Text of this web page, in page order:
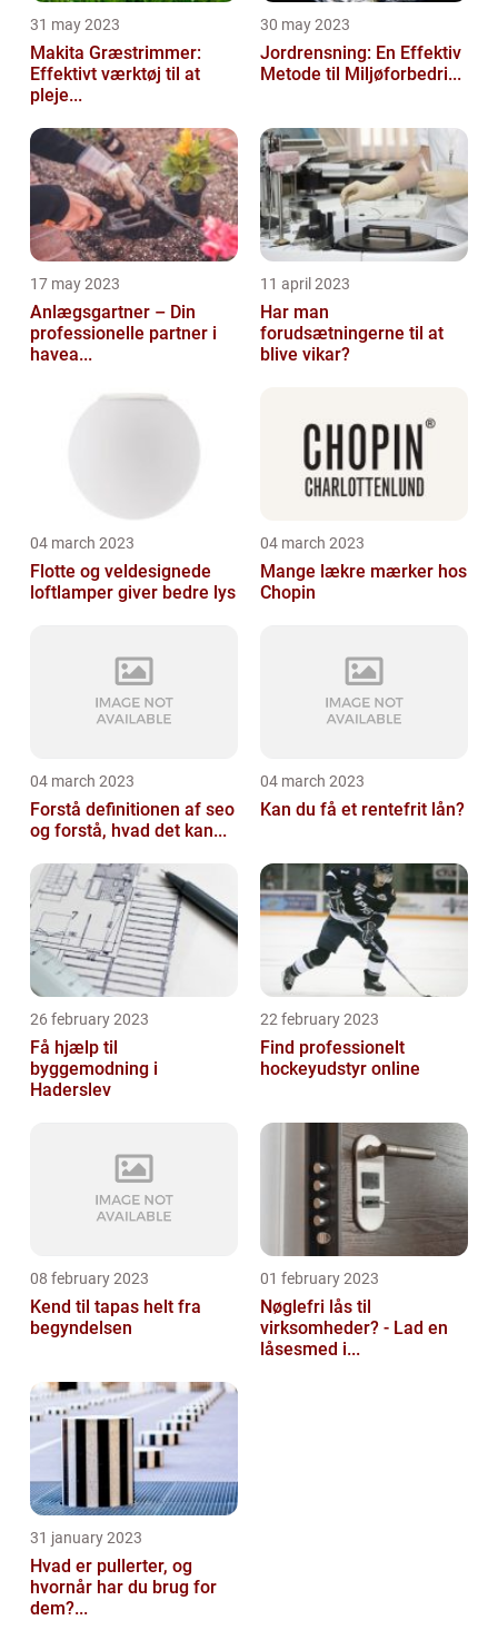
31 may 2023
Makita Græstrimmer:
Effektivt værktøj til at
pleje...
30 may 2023
Jordrensning: En Effektiv
Metode til Miljøforbedri...
17 may 2023
Anlægsgartner – Din
professionelle partner i
havea...
11 april 2023
Har man
forudsætningerne til at
blive vikar?
04 march 2023
Flotte og veldesignede
loftlamper giver bedre lys
04 march 2023
Mange lækre mærker hos
Chopin
04 march 2023
Forstå definitionen af seo
og forstå, hvad det kan...
04 march 2023
Kan du få et rentefrit lån?
26 february 2023
Få hjælp til
byggemodning i
Haderslev
22 february 2023
Find professionelt
hockeyudstyr online
08 february 2023
Kend til tapas helt fra
begyndelsen
01 february 2023
Nøglefri lås til
virksomheder? - Lad en
låsesmed i...
31 january 2023
Hvad er pullerter, og
hvornår har du brug for
dem?...